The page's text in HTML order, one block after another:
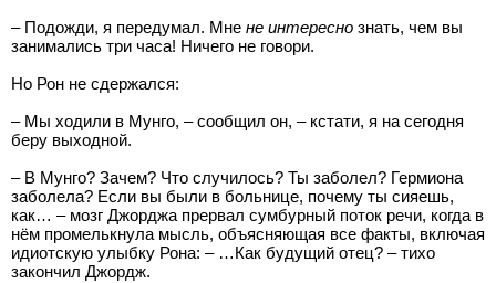
– Подожди, я передумал. Мне не интересно знать, чем вы
занимались три часа! Ничего не говори.
Но Рон не сдержался:
– Мы ходили в Мунго, – сообщил он, – кстати, я на сегодня
беру выходной.
– В Мунго? Зачем? Что случилось? Ты заболел? Гермиона
заболела? Если вы были в больнице, почему ты сияешь,
как… – мозг Джорджа прервал сумбурный поток речи, когда в
нём промелькнула мысль, объясняющая все факты, включая
идиотскую улыбку Рона: – …Как будущий отец? – тихо
закончил Джордж.